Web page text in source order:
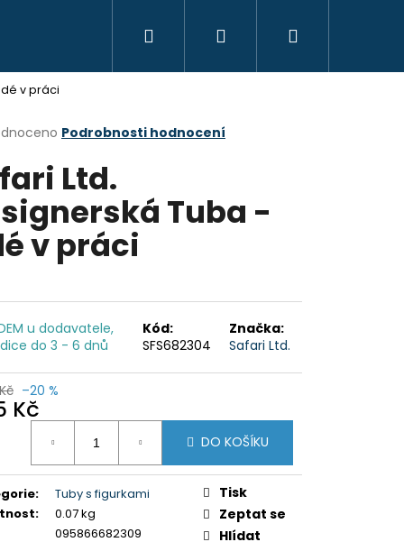
MONTESSORIPřihlášení
v práci
Podrobnosti hodnocení
Ltd.
Tuba -
v práci
u dodavatele,
do 3 - 6 dnů
Kód:
SFS682304
Značka:
Safari Ltd.
–20 %
Kč
DO KOŠÍKU
:
Tuby s figurkami
:
0.07 kg
095866682309
Tisk
Zeptat se
Hlídat
MONTESSORI
K PUZZLE